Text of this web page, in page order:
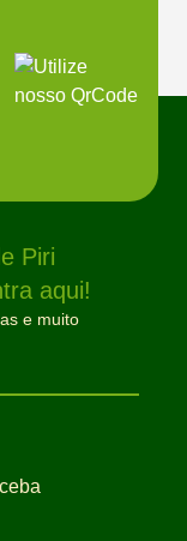
Piri
aqui!
e muito